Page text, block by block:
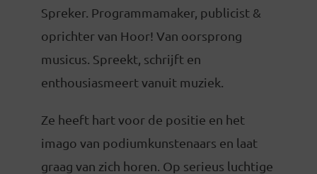
Spreker. Programmamaker, publicist &
oprichter van Hoor! Van oorsprong
musicus. Spreekt, schrijft en
enthousiasmeert vanuit muziek.
Ze heeft hart voor de positie en het
imago van podiumkunstenaars en laat
graag van zich horen. Op serieus luchtige